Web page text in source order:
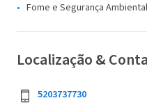
Fome e Segurança Ambiental
Localização &
5203737730